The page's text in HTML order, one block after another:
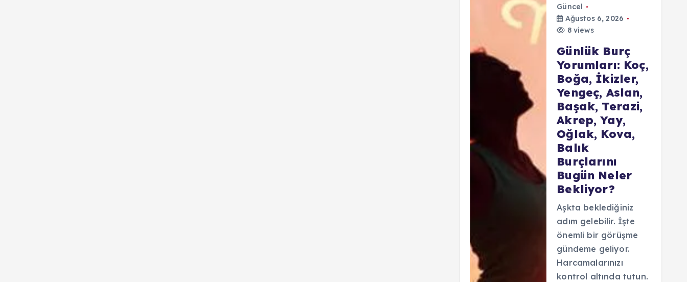
Güncel
Ağustos 6, 2026
8 views
Günlük Burç
Yorumları: Koç,
Boğa, İkizler,
Yengeç, Aslan,
Başak, Terazi,
Akrep, Yay,
Oğlak, Kova,
Balık
Burçlarını
Bugün Neler
Bekliyor?
Aşkta beklediğiniz
adım gelebilir. İşte
önemli bir görüşme
gündeme geliyor.
Harcamalarınızı
kontrol altında tutun.